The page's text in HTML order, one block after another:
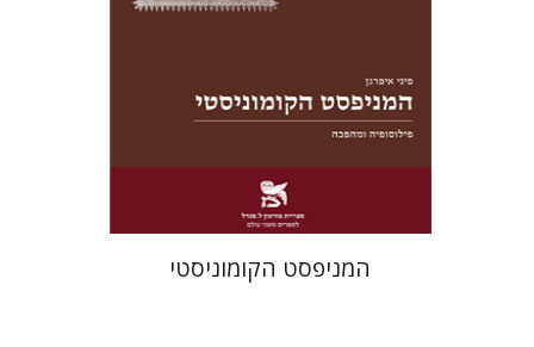
מחיר השקה
המניפסט הקומוניסטי